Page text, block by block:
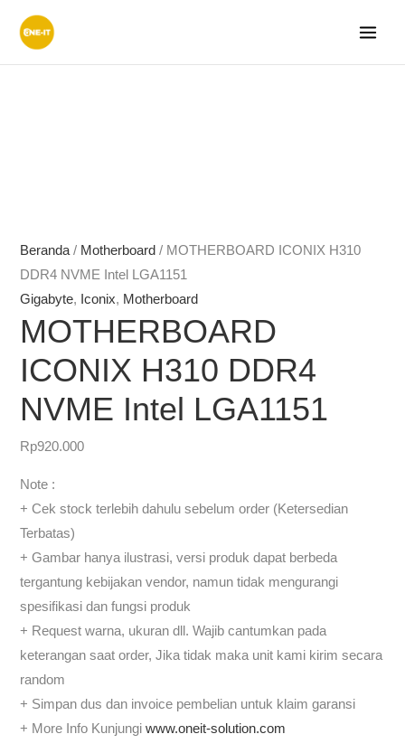
Beranda / Motherboard / MOTHERBOARD ICONIX H310
DDR4 NVME Intel LGA1151
Gigabyte, Iconix, Motherboard
MOTHERBOARD
ICONIX H310 DDR4
NVME Intel LGA1151
Rp920.000
Note :
+ Cek stock terlebih dahulu sebelum order (Ketersedian
Terbatas)
+ Gambar hanya ilustrasi, versi produk dapat berbeda
tergantung kebijakan vendor, namun tidak mengurangi
spesifikasi dan fungsi produk
+ Request warna, ukuran dll. Wajib cantumkan pada
keterangan saat order, Jika tidak maka unit kami kirim secara
random
+ Simpan dus dan invoice pembelian untuk klaim garansi
+ More Info Kunjungiwww.oneit-solution.com